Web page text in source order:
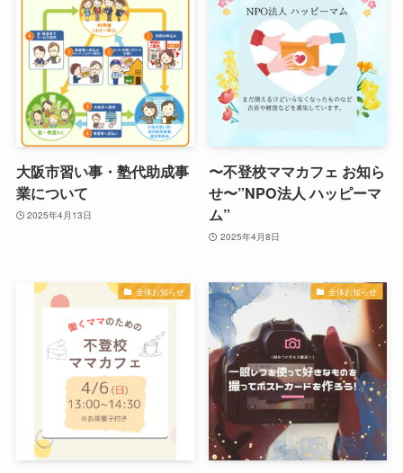
大阪市習い事・塾代助成事
業について
2025年4月13日
〜不登校ママカフェ お知ら
せ〜”NPO法人 ハッピーマ
ム”
2025年4月8日
全体お知らせ 全体お知らせ